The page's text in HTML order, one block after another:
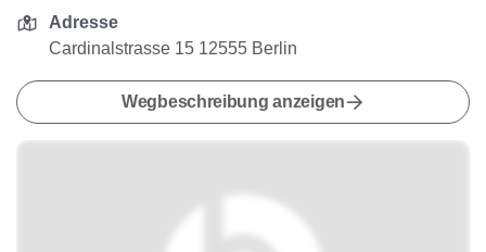
Adresse
Cardinalstrasse 15 12555 Berlin
Wegbeschreibung anzeigen